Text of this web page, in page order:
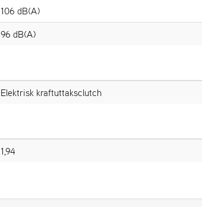
106 dB(A)
96 dB(A)
Elektrisk kraftuttaksclutch
1,94